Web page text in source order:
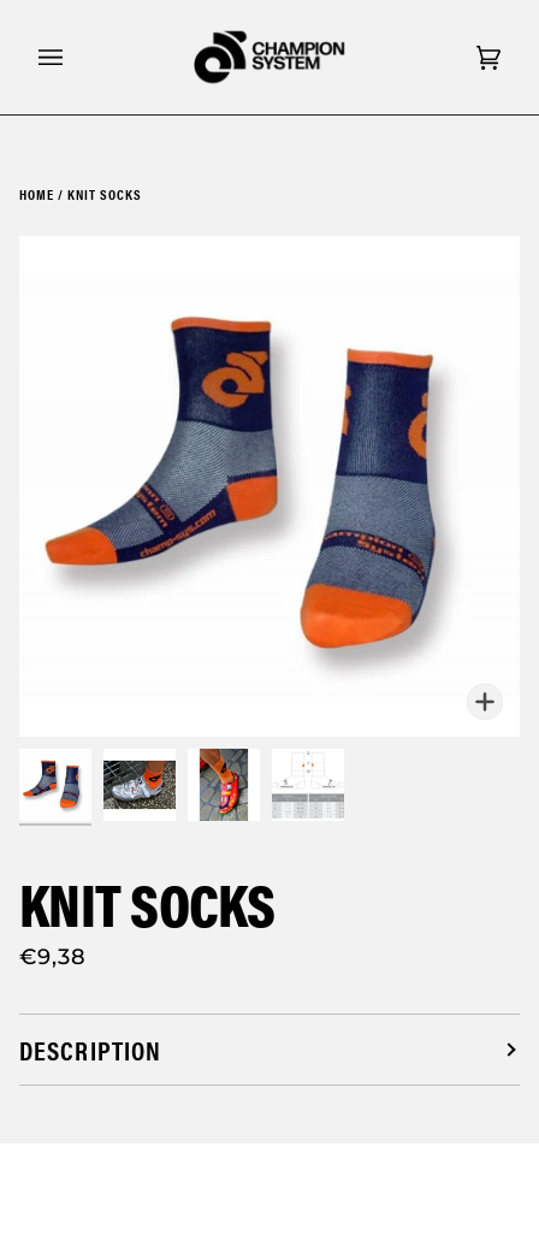
content
Cart
HOME / KNIT SOCKS
KNIT SOCKS
€9,38
DESCRIPTION